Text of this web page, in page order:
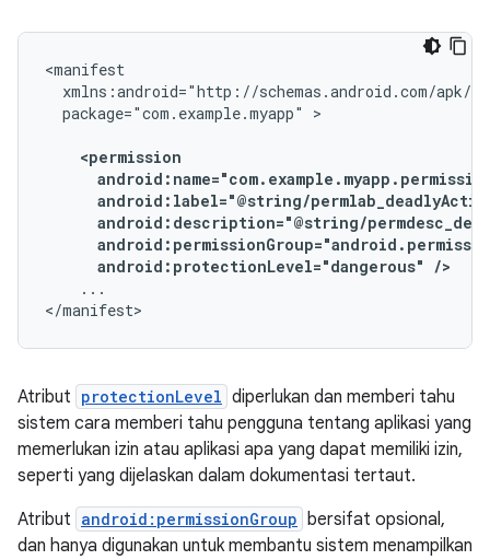
package="com.example.myapp"
android:protectionLevel="dangerous" />
...
</manifest>
Atribut protectionLevel diperlukan dan memberi tahu
sistem cara memberi tahu pengguna tentang aplikasi yang
memerlukan izin atau aplikasi apa yang dapat memiliki izin,
seperti yang dijelaskan dalam dokumentasi tertaut.
Atribut android:permissionGroup bersifat opsional,
dan hanya digunakan untuk membantu sistem menampilkan